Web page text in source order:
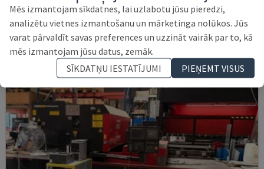
25.000 €
Mēs izmantojam sīkdatnes, lai uzlabotu jūsu pieredzi,
analizētu vietnes izmantošanu un mārketinga nolūkos. Jūs
varat pārvaldīt savas preferences un uzzināt vairāk par to, kā
mēs izmantojam jūsu datus, zemāk.
SĪKDATŅU IESTATĪJUMI
PIEŅEMT VISUS